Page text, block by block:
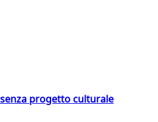
progetto culturale